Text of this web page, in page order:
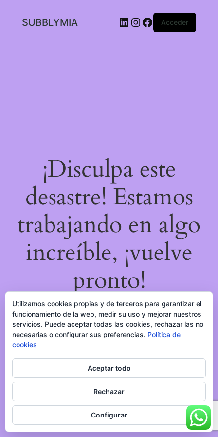
SUBBLYMIA LinkedIn
Instagram
Facebook
Acceder
¡Disculpa este
desastre! Estamos
trabajando en algo
increíble, ¡vuelve
pronto!
Utilizamos cookies propias y de terceros para garantizar el
funcionamiento de la web, medir su uso y mejorar nuestros
servicios. Puede aceptar todas las cookies, rechazar las no
necesarias o configurar sus preferencias. Política de
cookies
Aceptar todo
Rechazar
Configurar